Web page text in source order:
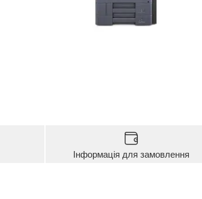
Інформація для замовлення